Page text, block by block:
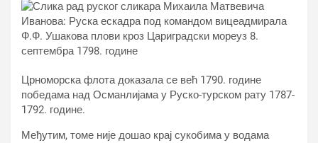
Црноморска флота доказала се већ 1790. године
победама над Османлијама у Руско-турском рату 1787-
1792. године.
Међутим, томе није дошао крај сукобима у водама